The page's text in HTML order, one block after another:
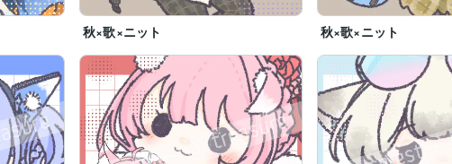
秋×歌×ニット 秋×歌×ニット